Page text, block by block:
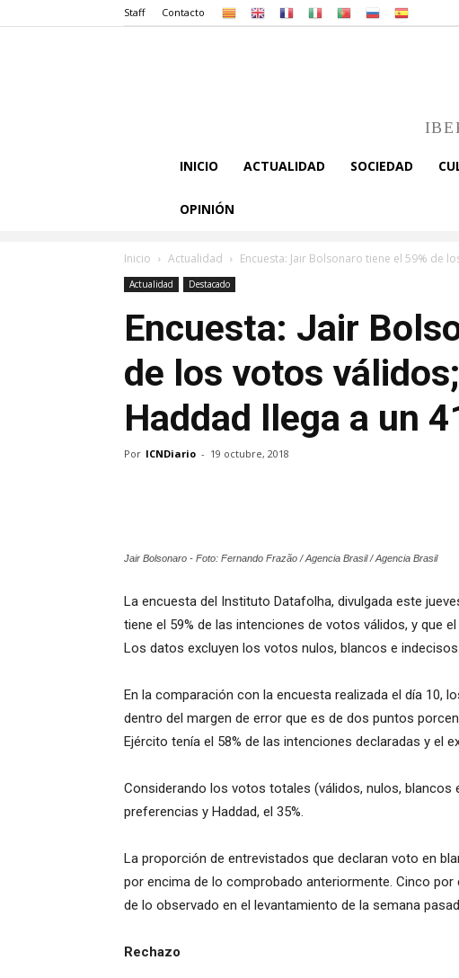
Staff Contacto
INICIO ACTUALIDAD SOCIEDAD
OPINIÓN
Inicio Actualidad Encuesta: Jair Bolsonaro tiene el 59% de
Actualidad Destacado
Encuesta: Jair
de los votos
Haddad llega a un
Por ICNDiario - 19 octubre, 2018
Jair Bolsonaro - Foto: Fernando Frazão / Agencia Brasil / Agencia Brasil
La encuesta del Instituto Datafolha, divulgada este
tiene el 59% de las intenciones de votos válidos, y que
Los datos excluyen los votos nulos, blancos e indecisos.
En la comparación con la encuesta realizada el día 10,
dentro del margen de error que es de dos puntos
Ejército tenía el 58% de las intenciones declaradas y el
Considerando los votos totales (válidos, nulos, blancos
preferencias y Haddad, el 35%.
La proporción de entrevistados que declaran voto en
por encima de lo comprobado anteriormente. Cinco
de lo observado en el levantamiento de la semana
Rechazo